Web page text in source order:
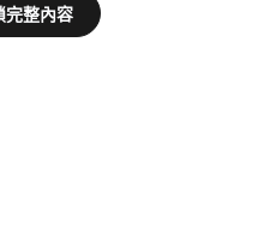
完整內容